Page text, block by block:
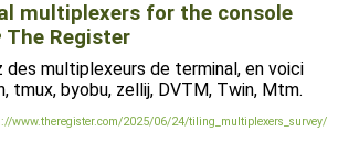
multiplexers for the console
The Register
des multiplexeurs de terminal, en voici
tmux, byobu, zellij, DVTM, Twin, Mtm.
www.theregister.com/2025/06/24/tiling_multiplexers_survey/